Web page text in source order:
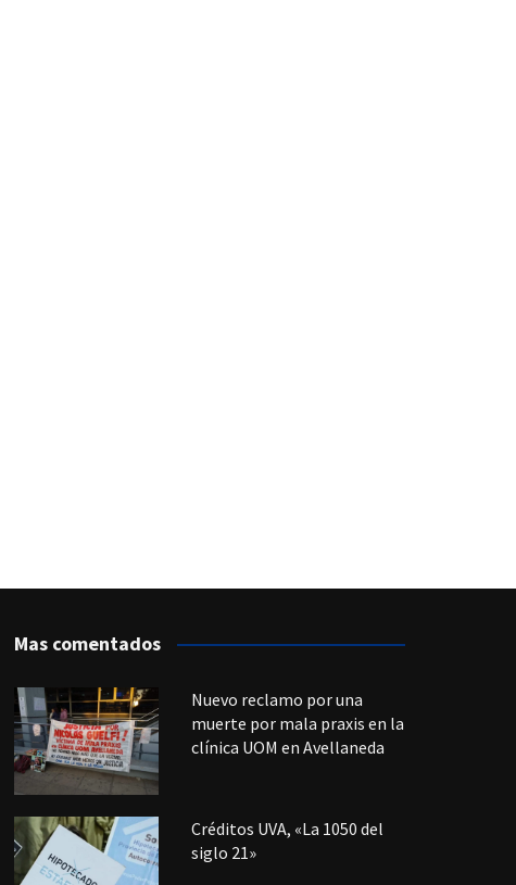
Mas comentados
Nuevo reclamo por una
muerte por mala praxis en la
clínica UOM en Avellaneda
Créditos UVA, «La 1050 del
siglo 21»